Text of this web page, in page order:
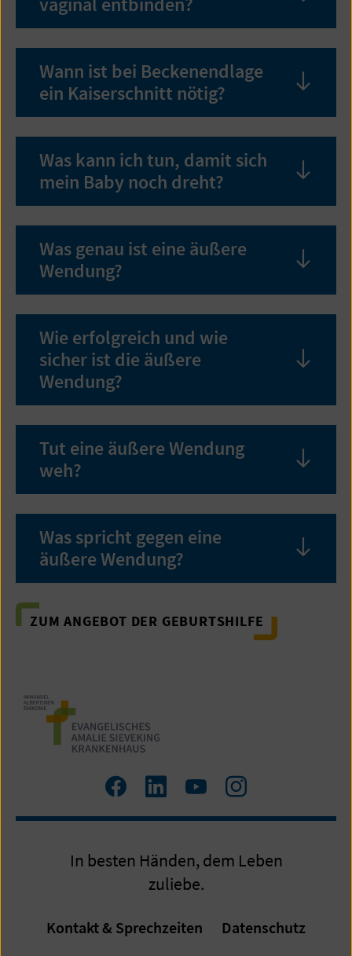
Wann ist bei Beckenendlage
ein Kaiserschnitt nötig?
Was kann ich tun, damit sich
mein Baby noch dreht?
Was genau ist eine äußere
Wendung?
Wie erfolgreich und wie
sicher ist die äußere
Wendung?
Tut eine äußere Wendung
weh?
Was spricht gegen eine
äußere Wendung?
ZUM ANGEBOT DER GEBURTSHILFE
Zum
Facebook
Zum
LinkedIn
Zum
YouTube
Zum
Instagram
In besten Händen, dem Leben
zuliebe.
Kontakt & Sprechzeiten Datenschutz